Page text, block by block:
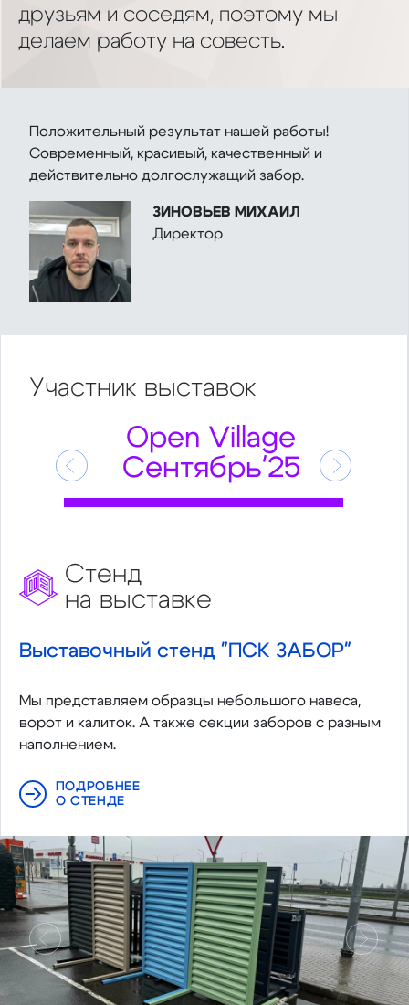
друзьям и соседям, поэтому мы
делаем работу на совесть.
Положительный результат нашей работы!
Современный, красивый, качественный и
действительно долгослужащий забор.
ЗИНОВЬЕВ МИХАИЛ
Директор
Участник выставок
Open Village
Сентябрь'25
Предыдущий
Стенд
на выставке
Выставочный стенд "ПСК ЗАБОР"
Мы представляем образцы небольшого навеса,
ворот и калиток. А также секции заборов с разным
наполнением.
ПОДРОБНЕЕ
О СТЕНДЕ
Предыдущий